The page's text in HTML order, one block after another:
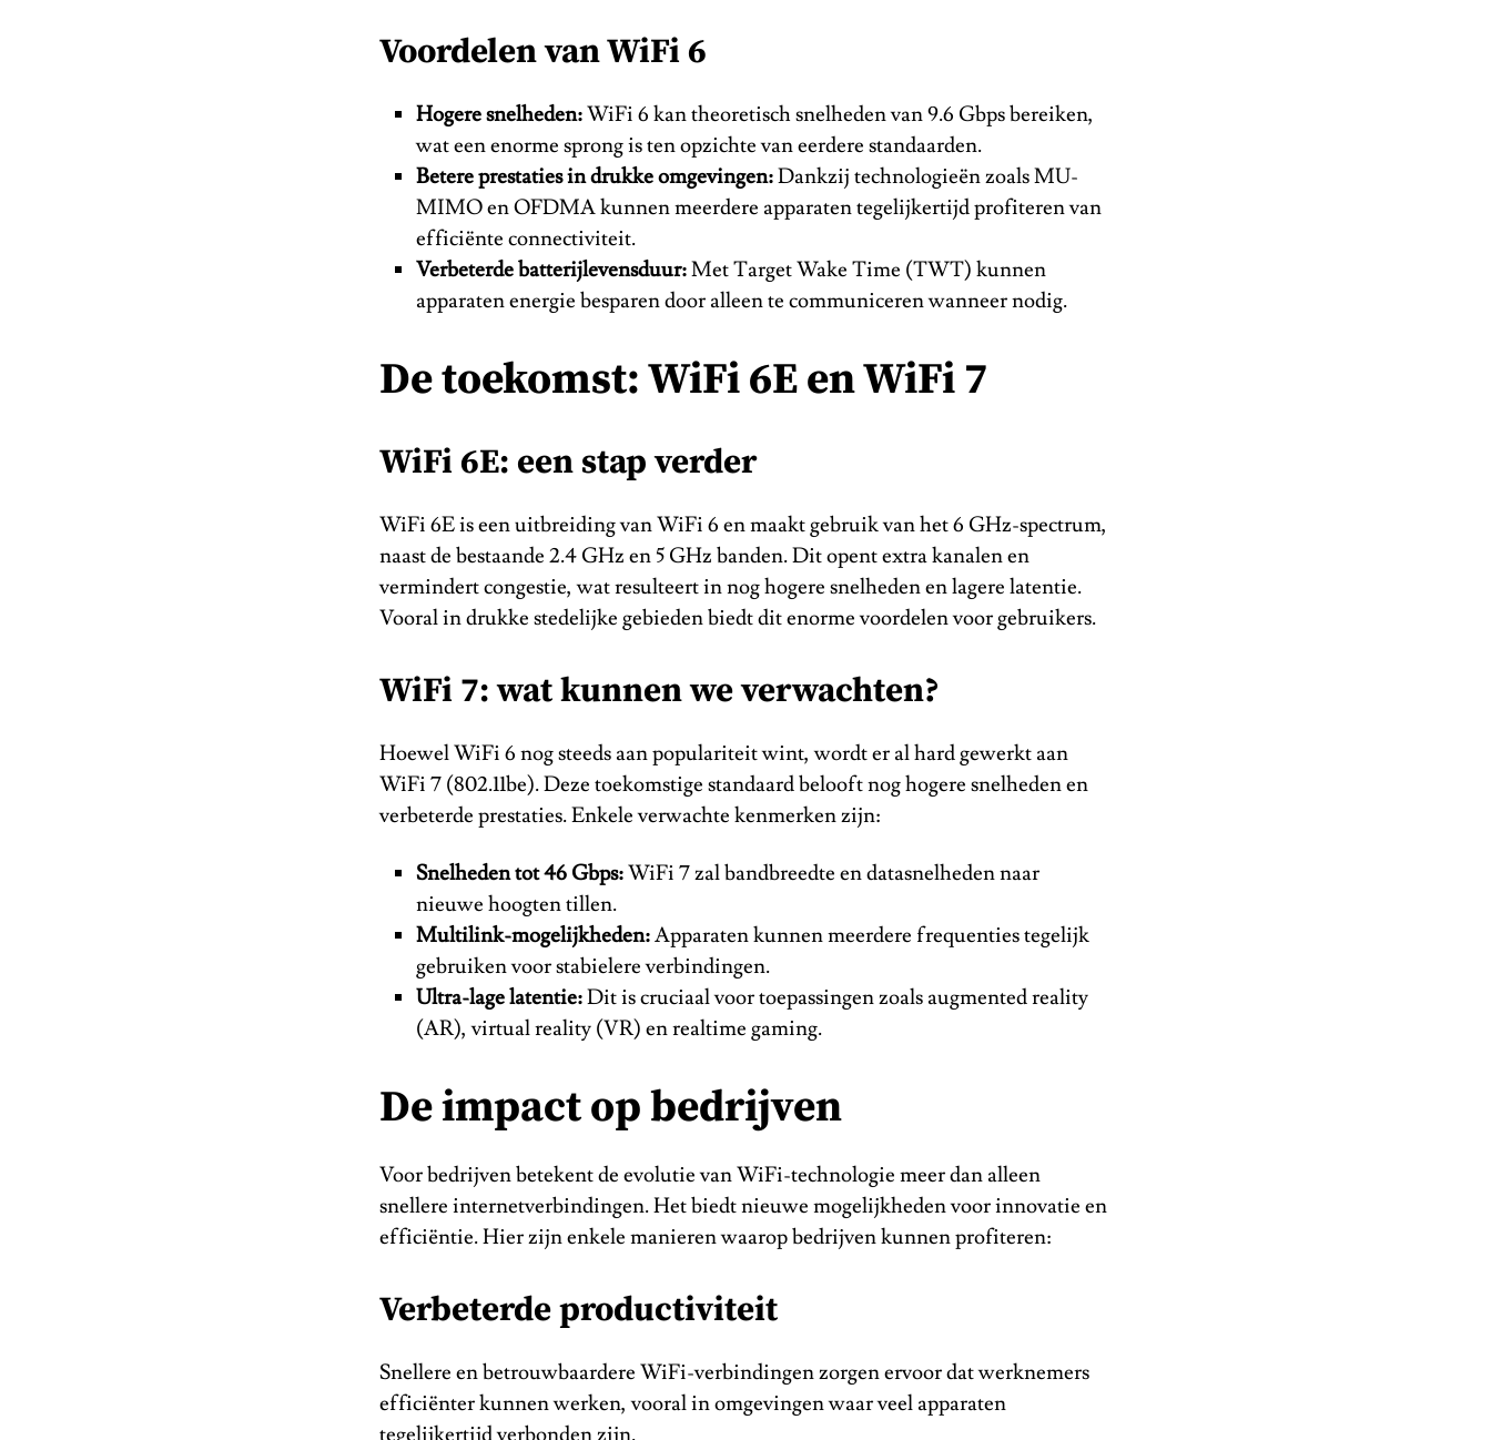
Voordelen van WiFi 6
Hogere snelheden:WiFi 6 kan theoretisch snelheden van 9.6 Gbps bereiken,
wat een enorme sprong is ten opzichte van eerdere standaarden.
Betere prestaties in drukke omgevingen:Dankzij technologieën zoals MU-
MIMO en OFDMA kunnen meerdere apparaten tegelijkertijd profiteren van
efficiënte connectiviteit.
Verbeterde batterijlevensduur:Met Target Wake Time (TWT) kunnen
apparaten energie besparen door alleen te communiceren wanneer nodig.
De toekomst: WiFi 6E en WiFi 7
WiFi 6E: een stap verder
WiFi 6E is een uitbreiding van WiFi 6 en maakt gebruik van het 6 GHz-spectrum,
naast de bestaande 2.4 GHz en 5 GHz banden. Dit opent extra kanalen en
vermindert congestie, wat resulteert in nog hogere snelheden en lagere latentie.
Vooral in drukke stedelijke gebieden biedt dit enorme voordelen voor gebruikers.
WiFi 7: wat kunnen we verwachten?
Hoewel WiFi 6 nog steeds aan populariteit wint, wordt er al hard gewerkt aan
WiFi 7 (802.11be). Deze toekomstige standaard belooft nog hogere snelheden en
verbeterde prestaties. Enkele verwachte kenmerken zijn:
Snelheden tot 46 Gbps:WiFi 7 zal bandbreedte en datasnelheden naar
nieuwe hoogten tillen.
Multilink-mogelijkheden:Apparaten kunnen meerdere frequenties tegelijk
gebruiken voor stabielere verbindingen.
Ultra-lage latentie:Dit is cruciaal voor toepassingen zoals augmented reality
(AR), virtual reality (VR) en realtime gaming.
De impact op bedrijven
Voor bedrijven betekent de evolutie van WiFi-technologie meer dan alleen
snellere internetverbindingen. Het biedt nieuwe mogelijkheden voor innovatie en
efficiëntie. Hier zijn enkele manieren waarop bedrijven kunnen profiteren:
Verbeterde productiviteit
Snellere en betrouwbaardere WiFi-verbindingen zorgen ervoor dat werknemers
efficiënter kunnen werken, vooral in omgevingen waar veel apparaten
tegelijkertijd verbonden zijn.